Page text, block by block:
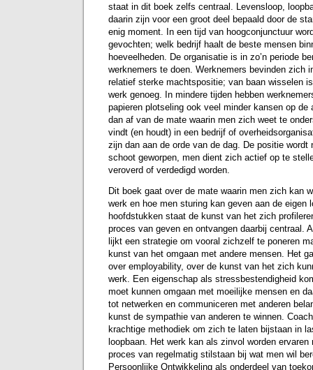
staat in dit boek zelfs centraal. Levensloop,
daarin zijn voor een groot deel bepaald door de
enig moment. In een tijd van hoogconjunctuur
gevochten; welk bedrijf haalt de beste mensen
hoeveelheden. De organisatie is in zo’n periode
werknemers te doen. Werknemers bevinden zich
relatief sterke machtspositie; van baan wisselen
werk genoeg. In mindere tijden hebben
papieren plotseling ook veel minder kansen op de
dan af van de mate waarin men zich weet te
vindt (en houdt) in een bedrijf of
zijn dan aan de orde van de dag. De positie wordt
schoot geworpen, men dient zich actief op te
veroverd of verdedigd worden.
Dit boek gaat over de mate waarin men zich kan
werk en hoe men sturing kan geven aan de eigen
hoofdstukken staat de kunst van het zich
proces van geven en ontvangen daarbij centraal.
lijkt een strategie om vooral zichzelf te poneren
kunst van het omgaan met andere mensen. Het
over employability, over de kunst van het zich
werk. Een eigenschap als stressbestendigheid
moet kunnen omgaan met moeilijke mensen en
tot netwerken en communiceren met anderen
kunst de sympathie van anderen te winnen.
krachtige methodiek om zich te laten bijstaan in
loopbaan. Het werk kan als zinvol worden
proces van regelmatig stilstaan bij wat men wil
Persoonlijke Ontwikkeling als onderdeel van